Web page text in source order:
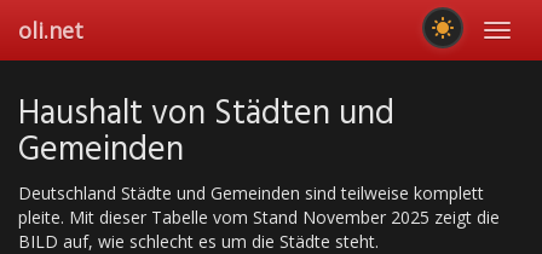
main
oli.net
Haushalt von Städten und
Gemeinden
Deutschland Städte und Gemeinden sind teilweise komplett
pleite. Mit dieser Tabelle vom Stand November 2025 zeigt die
BILD auf, wie schlecht es um die Städte steht.